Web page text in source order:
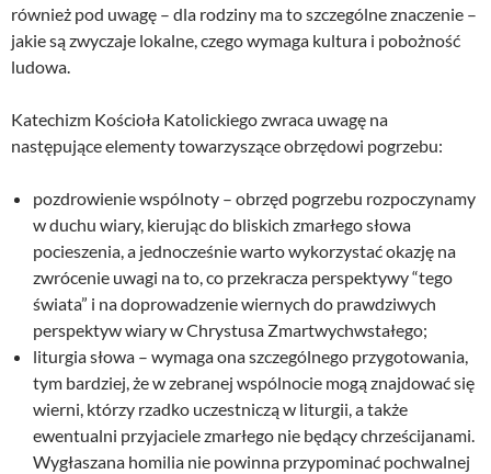
również pod uwagę – dla rodziny ma to szczególne znaczenie –
jakie są zwyczaje lokalne, czego wymaga kultura i pobożność
ludowa.
Katechizm Kościoła Katolickiego zwraca uwagę na
następujące elementy towarzyszące obrzędowi pogrzebu:
pozdrowienie wspólnoty – obrzęd pogrzebu rozpoczynamy
w duchu wiary, kierując do bliskich zmarłego słowa
pocieszenia, a jednocześnie warto wykorzystać okazję na
zwrócenie uwagi na to, co przekracza perspektywy “tego
świata” i na doprowadzenie wiernych do prawdziwych
perspektyw wiary w Chrystusa Zmartwychwstałego;
liturgia słowa – wymaga ona szczególnego przygotowania,
tym bardziej, że w zebranej wspólnocie mogą znajdować się
wierni, którzy rzadko uczestniczą w liturgii, a także
ewentualni przyjaciele zmarłego nie będący chrześcijanami.
Wygłaszana homilia nie powinna przypominać pochwalnej